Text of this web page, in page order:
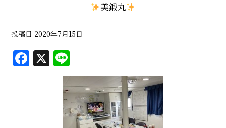
美鍛丸
投稿日 2020年7月15日
F
a
X
n
e